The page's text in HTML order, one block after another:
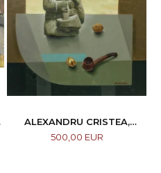
ALEXANDRU CRISTEA,
COMPOZIȚIE
500,00 EUR